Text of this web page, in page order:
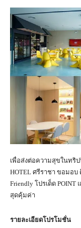
เพื่อส่งต่อความสุขในทริ
HOTEL ศรีราชา ขอมอบ
Friendly โปรเด็ด
สุดคุ้มค่า
รายละเอียดโปรโมชั่น